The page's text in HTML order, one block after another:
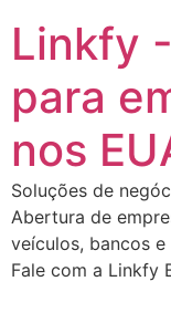
conteúdo
Linkfy
para
nos
Soluções de
Abertura de
veículos, bancos
Fale com a Linkfy